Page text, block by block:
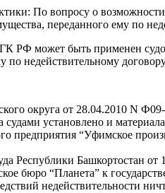
По вопросу о
переданного ему по
РФ может быть применен
по недействительному
округа от 28.04.2010 N
установлено и
предприятия “Уфимское
Республики Башкортостан от
бюро “Планета” к
недействительности